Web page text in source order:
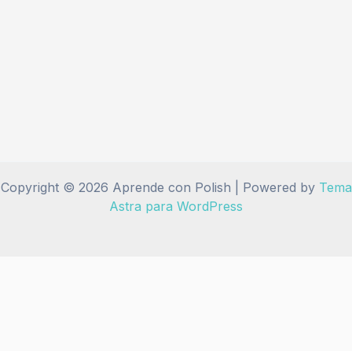
Copyright © 2026 Aprende con Polish | Powered by Tema
Astra para WordPress